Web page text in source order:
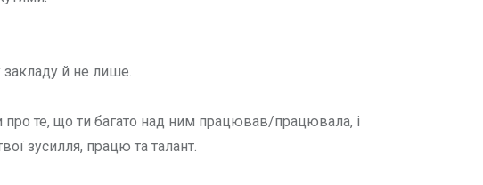
закладу й не лише.
те, що ти багато над ним працював/працювала, і
зусилля, працю та талант.